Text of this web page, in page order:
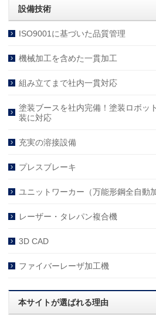
設備技術
ISO9001に基づいた品質管理
機械加工を含めた一貫加工
組み立てまで社内一貫対応
塗装ブースを社内完備！塗装ロボッ
装に対応
充実の溶接設備
プレスブレーキ
ユニットワーカー（万能形鋼全自動
レーザー・タレパン複合機
3D CAD
ファイバーレーザ加工機
本サイトが選ばれる理由